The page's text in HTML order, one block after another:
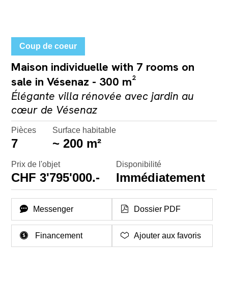
Coup de coeur
Maison individuelle with 7 rooms on
sale in Vésenaz - 300 m²
Élégante villa rénovée avec jardin au
cœur de Vésenaz
Pièces
7
Surface habitable
~ 200 m²
Prix de l'objet
CHF 3'795'000.-
Disponibilité
Immédiatement
Messenger Dossier PDF
Financement Ajouter aux favoris